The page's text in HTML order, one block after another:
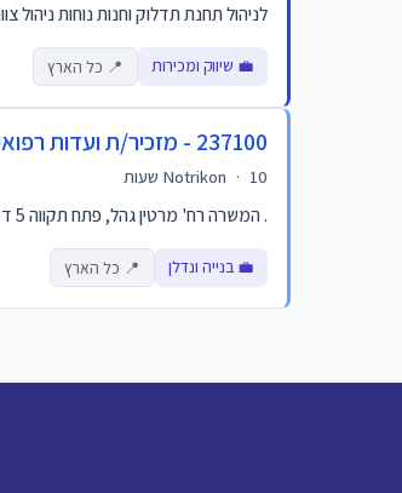
לניהול תחנת תדלוק וחנות נוחות
💼 שיווק ומכירות 📍 כל הארץ
237100 - מזכיר/ת ועדות רפואיות לארגון גדול - פתח תקווה
Notrikon · 10 שעות
. המשרה רח' מרטין גהל, פתח תקווה 5 דק' הליכה מתחנת רכבת ישראל והרכבת הקלה . קורס ותעודה הם מטעם הביטוח הלאומי – נכס מקצועי לכל החיים... דריסת רגל לעולם הר...
💼 בנייה ונדלן 📍 כל הארץ